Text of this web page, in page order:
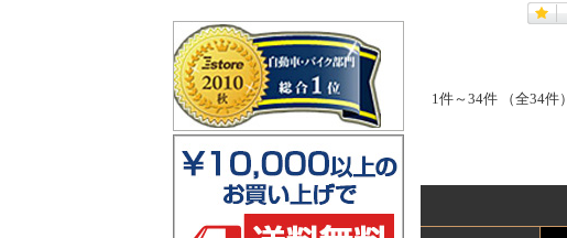
1件～34件 （全34件）